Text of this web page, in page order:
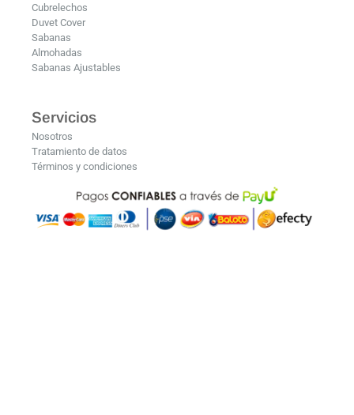
Cubrelechos
Duvet Cover
Sabanas
Almohadas
Sabanas Ajustables
Servicios
Nosotros
Tratamiento de datos
Términos y condiciones